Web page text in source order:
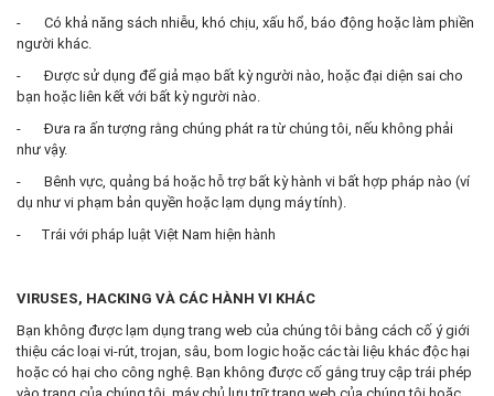
- Có khả năng sách nhiễu, khó chịu, xấu hổ, báo động hoặc làm phiền
người khác.
- Được sử dụng để giả mạo bất kỳ người nào, hoặc đại diện sai cho
bạn hoặc liên kết với bất kỳ người nào.
- Đưa ra ấn tượng rằng chúng phát ra từ chúng tôi, nếu không phải
như vậy.
- Bênh vực, quảng bá hoặc hỗ trợ bất kỳ hành vi bất hợp pháp nào (ví
dụ như vi phạm bản quyền hoặc lạm dụng máy tính).
- Trái với pháp luật Việt Nam hiện hành
VIRUSES, HACKING VÀ CÁC HÀNH VI KHÁC
Bạn không được lạm dụng trang web của chúng tôi bằng cách cố ý giới
thiệu các loại vi-rút, trojan, sâu, bom logic hoặc các tài liệu khác độc hại
hoặc có hại cho công nghệ. Bạn không được cố gắng truy cập trái phép